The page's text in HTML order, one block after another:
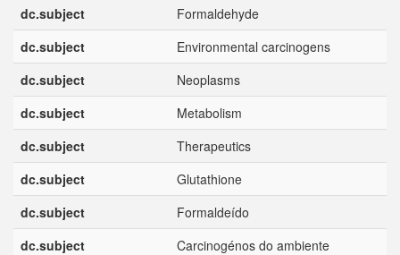
dc.subject
Formaldehyde
dc.subject
Environmental carcinogens
dc.subject
Neoplasms
dc.subject
Metabolism
dc.subject
Therapeutics
dc.subject
Glutathione
dc.subject
Formaldeído
dc.subject
Carcinogénos do ambiente